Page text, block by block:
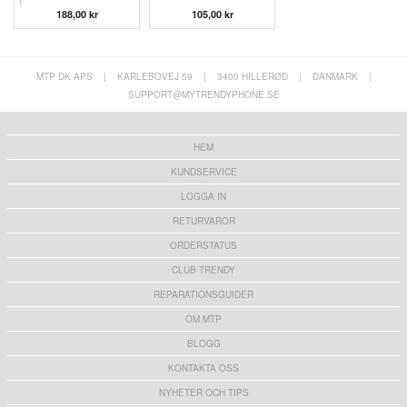
188,00 kr 105,00 kr
MTP DK APS | KARLEBOVEJ 59 | 3400 HILLERØD | DANMARK
|
SUPPORT@MYTRENDYPHONE.SE
HEM
KUNDSERVICE
LOGGA IN
RETURVAROR
ORDERSTATUS
CLUB TRENDY
REPARATIONSGUIDER
OM MTP
BLOGG
KONTAKTA OSS
NYHETER OCH TIPS